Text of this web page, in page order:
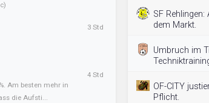
3 Std
Am besten mehr in
die Aufsti...
4 Std
SF
dem Markt.
Umbruch im
OF-CITY
Pflicht.